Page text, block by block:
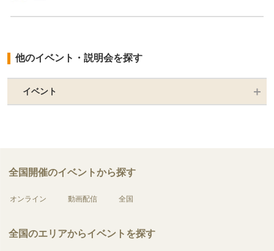
他のイベント・説明会を探す
イベント
全国開催のイベントから探す
オンライン 動画配信 全国
全国のエリアからイベントを探す